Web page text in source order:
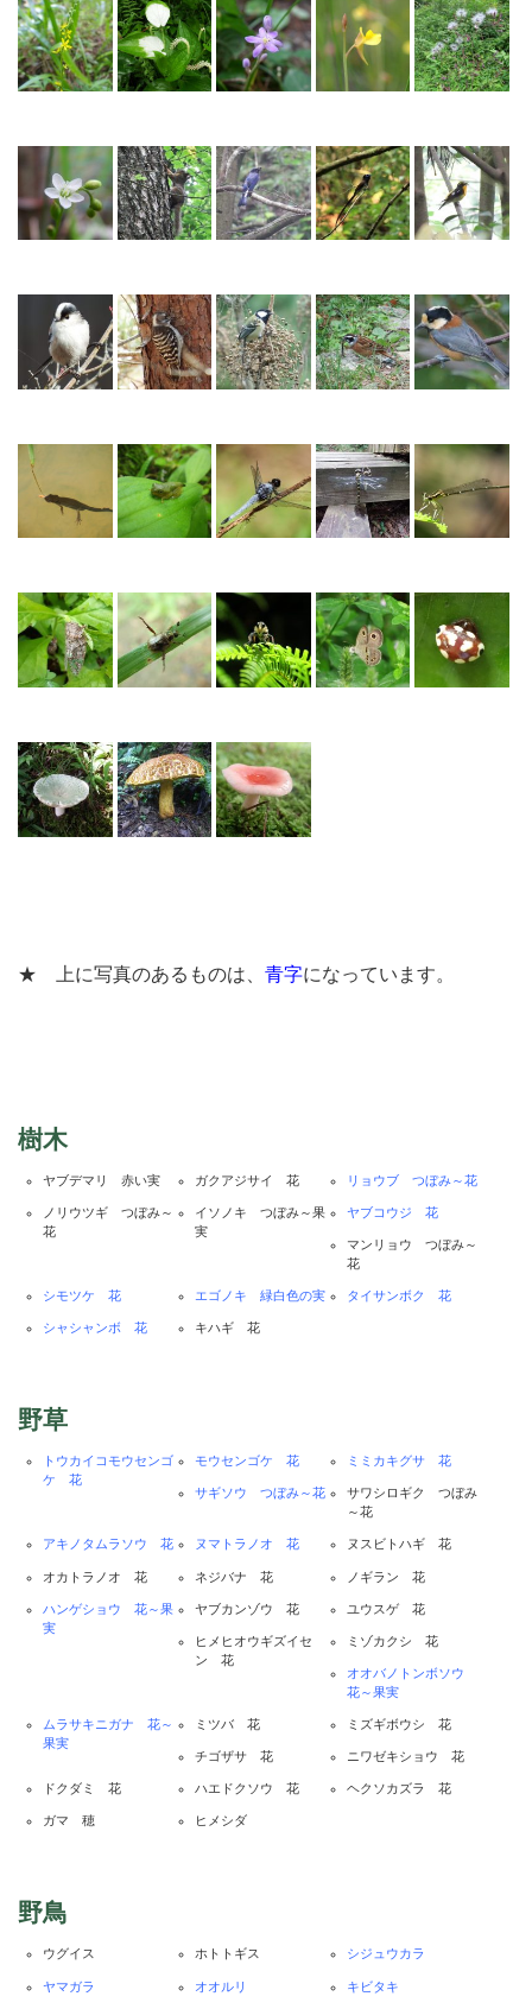
★ 上に写真のあるものは、 青字になっています。
樹木
ヤブデマリ 赤い実 ガクアジサイ 花 リョウブ つぼみ～花
ノリウツギ つぼみ～
花
イソノキ つぼみ～果
実
ヤブコウジ 花
マンリョウ つぼみ～
花
シモツケ 花 エゴノキ 緑白色の実 タイサンボク 花
シャシャンボ 花 キハギ 花
野草
トウカイコモウセンゴ
ケ 花
モウセンゴケ 花 ミミカキグサ 花
サギソウ つぼみ～花
サワシロギク つぼみ
～花
アキノタムラソウ 花 ヌマトラノオ 花 ヌスビトハギ 花
オカトラノオ 花 ネジバナ 花 ノギラン 花
ハンゲショウ 花～果
実
ヤブカンゾウ 花 ユウスゲ 花
ヒメヒオウギズイセ
ン 花
ミゾカクシ 花
オオバノトンボソウ
花～果実
ムラサキニガナ 花～
果実
ミツバ 花 ミズギボウシ 花
チゴザサ 花 ニワゼキショウ 花
ドクダミ 花 ハエドクソウ 花 ヘクソカズラ 花
ガマ 穂 ヒメシダ
野鳥
ウグイス ホトトギス シジュウカラ
ヤマガラ オオルリ キビタキ